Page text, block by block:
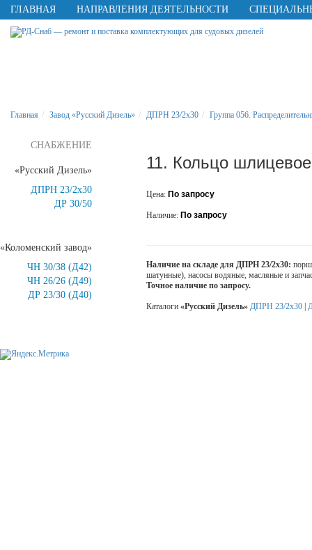
ГЛАВНАЯ НАПРАВЛЕНИЯ ДЕЯТЕЛЬНОСТИ
Главная Завод «Русский Дизель» ДПРН 23/2х30 Группа 056.
СНАБЖЕНИЕ
«Русский Дизель»
ДПРН 23/2х30
ДР 30/50
«Коломенский завод»
ЧН 30/38 (Д42)
ЧН 26/26 (Д49)
ДР 23/30 (Д40)
11. Кольцо
Цена: По запросу
Наличие: По запросу
Наличие на складе для ДПРН 23/2х30:
шатунные), насосы водяные, масляные и
Точное наличие по запросу.
Каталоги «Русский Дизель» ДПРН 23/2х30